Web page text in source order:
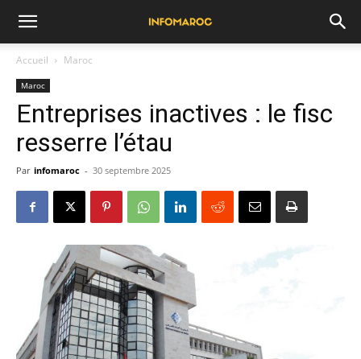
Accueil Maroc
Maroc
Entreprises inactives : le fisc
resserre l’étau
Par infomaroc - 30 septembre 2025